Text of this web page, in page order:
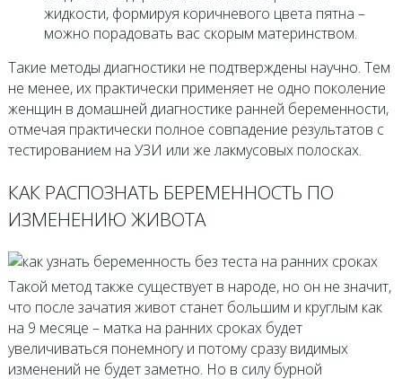
жидкости, формируя коричневого цвета пятна –
можно порадовать вас скорым материнством.
Такие методы диагностики не подтверждены научно. Тем
не менее, их практически применяет не одно поколение
женщин в домашней диагностике ранней беременности,
отмечая практически полное совпадение результатов с
тестированием на УЗИ или же лакмусовых полосках.
КАК РАСПОЗНАТЬ БЕРЕМЕННОСТЬ ПО
ИЗМЕНЕНИЮ ЖИВОТА
Такой метод также существует в народе, но он не значит,
что после зачатия живот станет большим и круглым как
на 9 месяце – матка на ранних сроках будет
увеличиваться понемногу и потому сразу видимых
изменений не будет заметно. Но в силу бурной